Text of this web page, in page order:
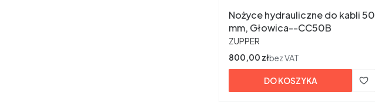
Nożyce hydrauliczne do kabli 50
mm, Głowica--CC50B
PRODUCENT
ZUPPER
Cena
800,00 złbez VAT
DO KOSZYKA